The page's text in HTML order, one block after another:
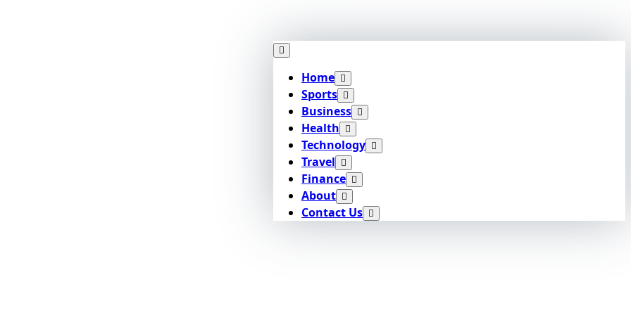
Home
Sports
Business
Health
Technology
Travel
Finance
About
Contact Us